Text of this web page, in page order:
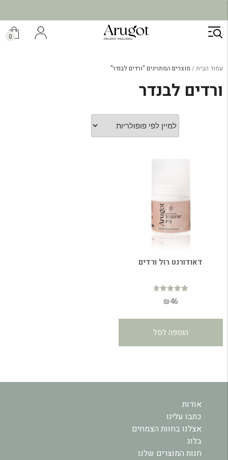
דילוג
לתוכן
0
עמוד הבית מוצרים המתויגים “ורדים לבנדר”
ורדים לבנדר
דאודורנט רול ורדים
דורג
4.77
₪46
הוספה לסל
אודות
כתבו עלינו
אצלנו בחוות הצמחים
בלוג
חנות המוצרים שלנו